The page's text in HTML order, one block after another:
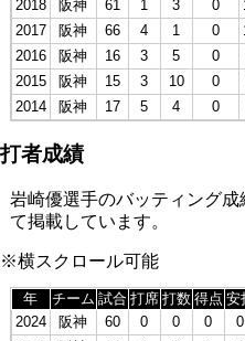
2018 阪神 61 1 3 0
2017
阪神 66 4 1 0
2016
阪神 16 3 5 0
2015
阪神 15 3 10 0
2014
阪神 17 5 4 0
打者成績
岩崎優選手のバッティング
て掲載しています。
※横スクロール可能
年 チーム 試合 打席 打数 得点 安
2024
阪神 60 0 0 0 0